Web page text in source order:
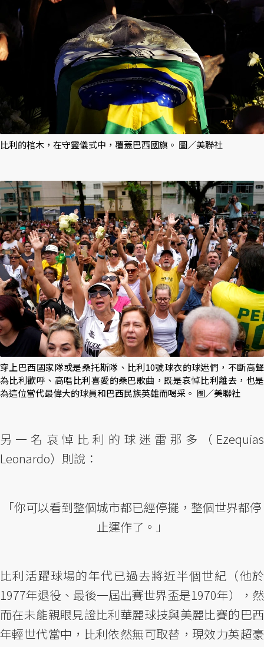
比利的棺木，在守靈儀式中，覆蓋巴西國旗。 圖／美聯社
穿上巴西國家隊或是桑托斯隊、比利10號球衣的球迷們，不斷高聲
為比利歡呼、高唱比利喜愛的桑巴歌曲，既是哀悼比利離去，也是
為這位當代最偉大的球員和巴西民族英雄而喝采。 圖／美聯社
另一名哀悼比利的球迷雷那多（Ezequias
Leonardo）則說：
「你可以看到整個城市都已經停擺，整個世界都停
止運作了。」
比利活躍球場的年代已過去將近半個世紀（他於
1977年退役、最後一屆出賽世界盃是1970年），然
而在未能親眼見證比利華麗球技與美麗比賽的巴西
年輕世代當中，比利依然無可取替，現效力英超豪